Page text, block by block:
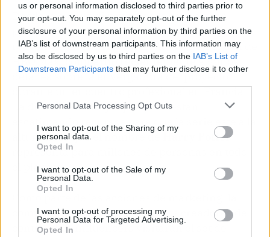
us or personal information disclosed to third parties prior to
your opt-out. You may separately opt-out of the further
disclosure of your personal information by third parties on the
IAB’s list of downstream participants. This information may
also be disclosed by us to third parties on the IAB’s List of
Downstream Participants that may further disclose it to other
Personal Data Processing Opt Outs
I want to opt-out of the Sharing of my
personal data.
Opted In
I want to opt-out of the Sale of my
Personal Data.
Opted In
I want to opt-out of processing my
Personal Data for Targeted Advertising.
Opted In
Desde la cúpula directiva de la cadena son
plenamente conscientes de la presión que
rodea a este reinicio. Sarah Aubrey, ejecutiva de
HBO Max, compartió recientemente algunos
detalles sobre la envergadura del proyecto
durante un encuentro profesional en Francia.
La directiva subrayó que no se están
escatimando recursos para que la serie esté a la
altura de lo que el nombre de
Harry Potter
representa para millones de personas en todo
el planeta.
Como parte de las acciones de marketing, la
compañía permitió que diversos creadores de
contenido e influencers visitaran el set de